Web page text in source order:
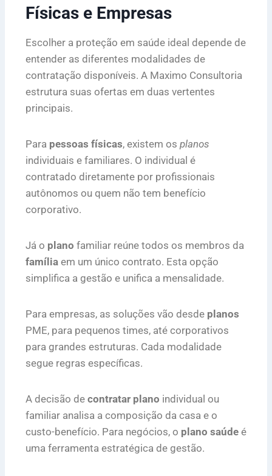
Físicas e Empresas
Escolher a proteção em saúde ideal depende de
entender as diferentes modalidades de
contratação disponíveis. A Maximo Consultoria
estrutura suas ofertas em duas vertentes
principais.
Para pessoas físicas, existem os planos
individuais e familiares. O individual é
contratado diretamente por profissionais
autônomos ou quem não tem benefício
corporativo.
Já o plano familiar reúne todos os membros da
família em um único contrato. Esta opção
simplifica a gestão e unifica a mensalidade.
Para empresas, as soluções vão desde planos
PME, para pequenos times, até corporativos
para grandes estruturas. Cada modalidade
segue regras específicas.
A decisão de contratar plano individual ou
familiar analisa a composição da casa e o
custo-benefício. Para negócios, o plano saúde é
uma ferramenta estratégica de gestão.